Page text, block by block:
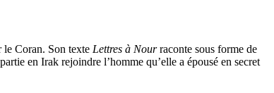
le Coran. Son texte Lettres à Nourraconte sous forme de
en Irak rejoindre l’homme qu’elle a épousé en secret